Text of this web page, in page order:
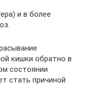
и в более
кишки обратно в
состоянии
стать причиной